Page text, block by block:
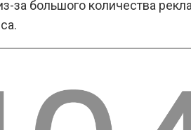
за большого количества